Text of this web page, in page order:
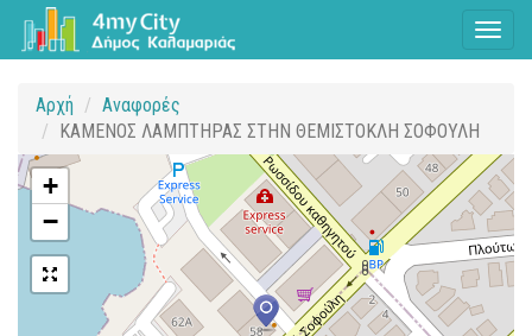
Αρχή
Αναφορές
ΚΑΜΕΝΟΣ ΛΑΜΠΤΗΡΑΣ ΣΤΗΝ ΘΕΜΙΣΤΟΚΛΗ ΣΟΦΟΥΛΗ
+
−